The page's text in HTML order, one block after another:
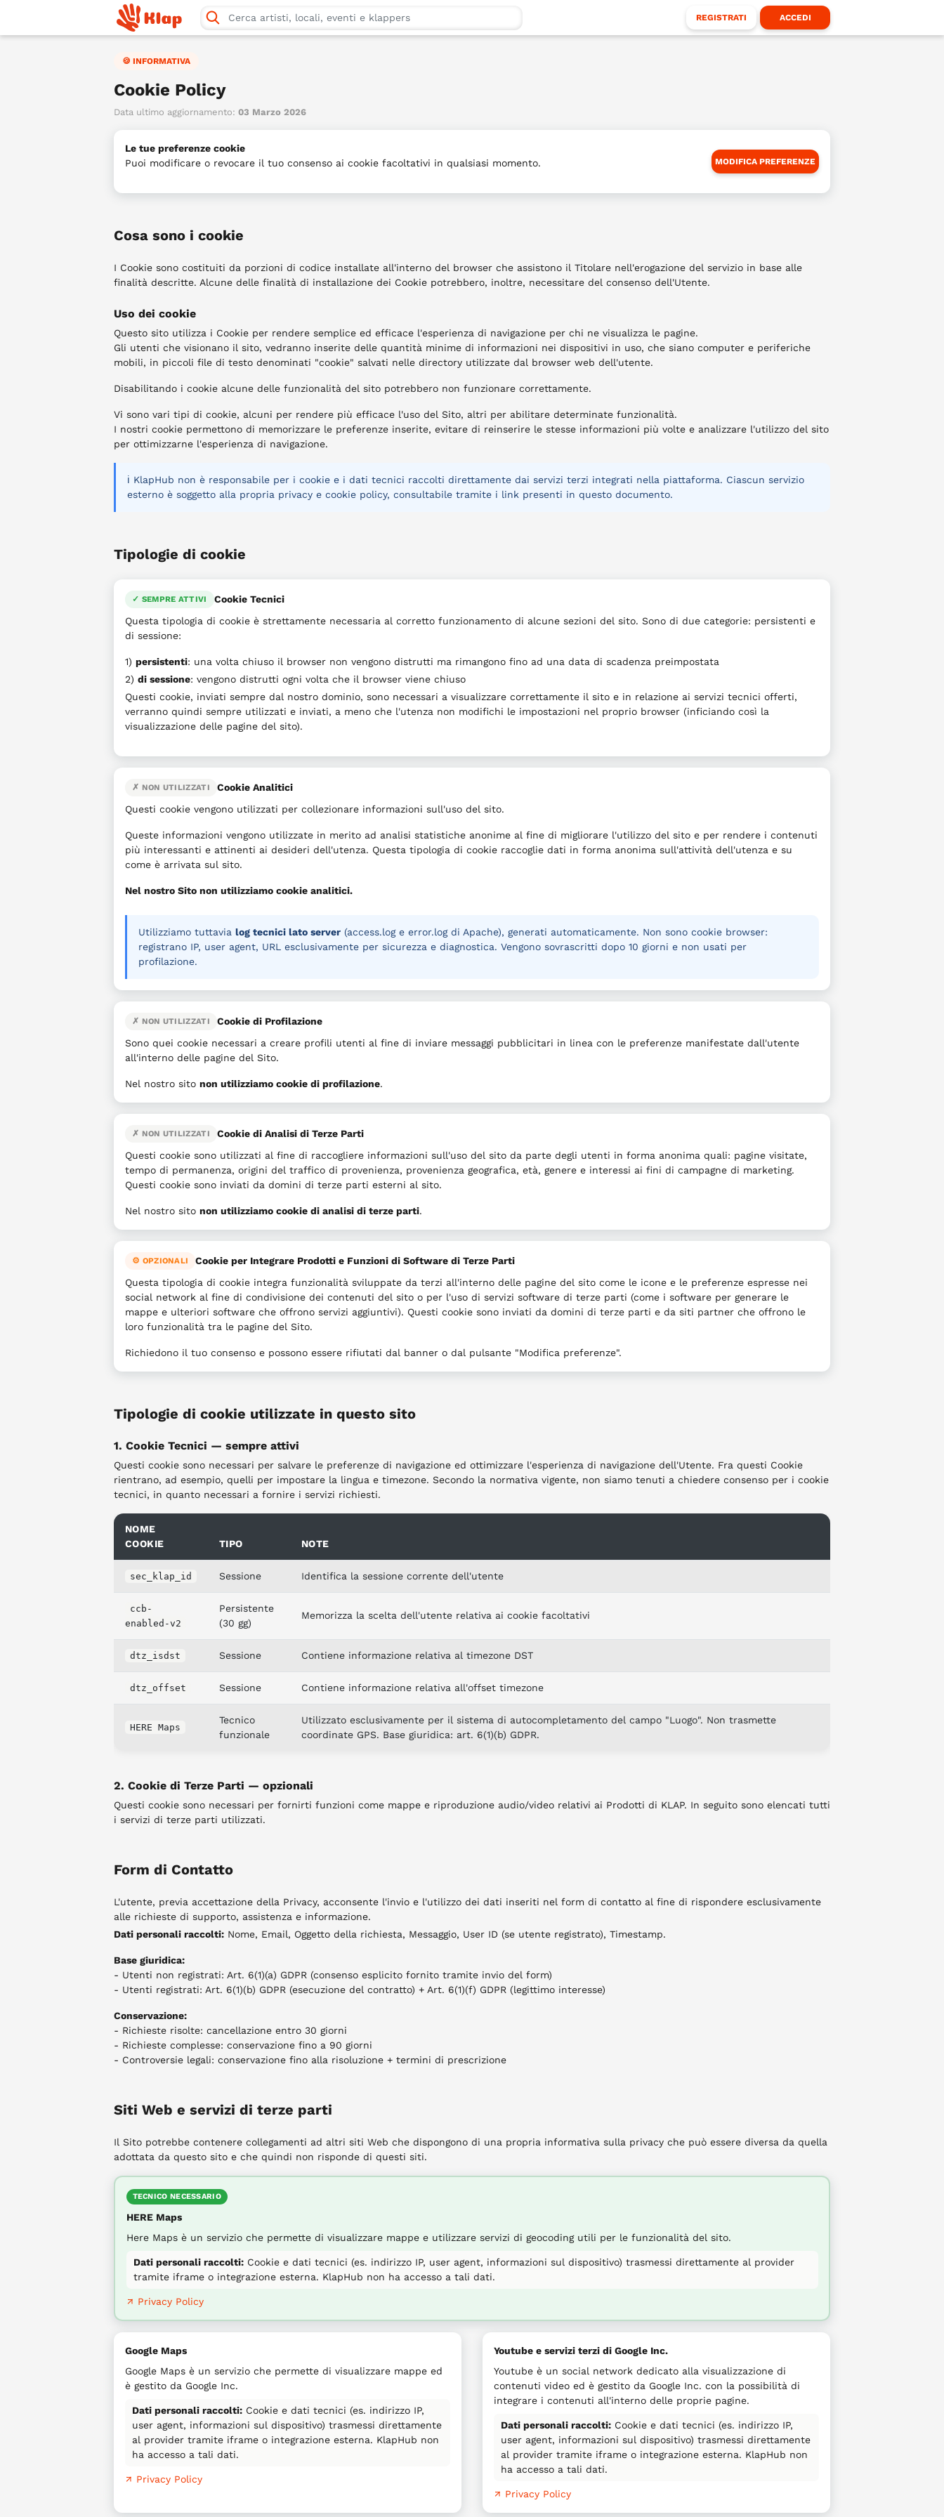
REGISTRATI ACCEDI
🍪 INFORMATIVA
Cookie Policy
Data ultimo aggiornamento: 03 Marzo 2026
Le tue preferenze cookie
Puoi modificare o revocare il tuo consenso ai cookie facoltativi in qualsiasi momento.
MODIFICA PREFERENZE
Cosa sono i cookie
I Cookie sono costituiti da porzioni di codice installate all'interno del browser che assistono il Titolare nell'erogazione del servizio in base alle
finalità descritte. Alcune delle finalità di installazione dei Cookie potrebbero, inoltre, necessitare del consenso dell'Utente.
Uso dei cookie
Questo sito utilizza i Cookie per rendere semplice ed efficace l'esperienza di navigazione per chi ne visualizza le pagine.
Gli utenti che visionano il sito, vedranno inserite delle quantità minime di informazioni nei dispositivi in uso, che siano computer e periferiche
mobili, in piccoli file di testo denominati "cookie" salvati nelle directory utilizzate dal browser web dell'utente.
Disabilitando i cookie alcune delle funzionalità del sito potrebbero non funzionare correttamente.
Vi sono vari tipi di cookie, alcuni per rendere più efficace l'uso del Sito, altri per abilitare determinate funzionalità.
I nostri cookie permettono di memorizzare le preferenze inserite, evitare di reinserire le stesse informazioni più volte e analizzare l'utilizzo del sito
per ottimizzarne l'esperienza di navigazione.
ℹ️ KlapHub non è responsabile per i cookie e i dati tecnici raccolti direttamente dai servizi terzi integrati nella piattaforma. Ciascun servizio
esterno è soggetto alla propria privacy e cookie policy, consultabile tramite i link presenti in questo documento.
Tipologie di cookie
✓ SEMPRE ATTIVI
Cookie Tecnici
Questa tipologia di cookie è strettamente necessaria al corretto funzionamento di alcune sezioni del sito. Sono di due categorie: persistenti e
di sessione:
1) persistenti: una volta chiuso il browser non vengono distrutti ma rimangono fino ad una data di scadenza preimpostata
2) di sessione: vengono distrutti ogni volta che il browser viene chiuso
Questi cookie, inviati sempre dal nostro dominio, sono necessari a visualizzare correttamente il sito e in relazione ai servizi tecnici offerti,
verranno quindi sempre utilizzati e inviati, a meno che l'utenza non modifichi le impostazioni nel proprio browser (inficiando così la
visualizzazione delle pagine del sito).
✗ NON UTILIZZATI
Cookie Analitici
Questi cookie vengono utilizzati per collezionare informazioni sull'uso del sito.
Queste informazioni vengono utilizzate in merito ad analisi statistiche anonime al fine di migliorare l'utilizzo del sito e per rendere i contenuti
più interessanti e attinenti ai desideri dell'utenza. Questa tipologia di cookie raccoglie dati in forma anonima sull'attività dell'utenza e su
come è arrivata sul sito.
Nel nostro Sito non utilizziamo cookie analitici.
Utilizziamo tuttavia log tecnici lato server (access.log e error.log di Apache), generati automaticamente. Non sono cookie browser:
registrano IP, user agent, URL esclusivamente per sicurezza e diagnostica. Vengono sovrascritti dopo 10 giorni e non usati per
profilazione.
✗ NON UTILIZZATI
Cookie di Profilazione
Sono quei cookie necessari a creare profili utenti al fine di inviare messaggi pubblicitari in linea con le preferenze manifestate dall'utente
all'interno delle pagine del Sito.
Nel nostro sito non utilizziamo cookie di profilazione.
✗ NON UTILIZZATI
Cookie di Analisi di Terze Parti
Questi cookie sono utilizzati al fine di raccogliere informazioni sull'uso del sito da parte degli utenti in forma anonima quali: pagine visitate,
tempo di permanenza, origini del traffico di provenienza, provenienza geografica, età, genere e interessi ai fini di campagne di marketing.
Questi cookie sono inviati da domini di terze parti esterni al sito.
Nel nostro sito non utilizziamo cookie di analisi di terze parti.
⚙ OPZIONALI
Cookie per Integrare Prodotti e Funzioni di Software di Terze Parti
Questa tipologia di cookie integra funzionalità sviluppate da terzi all'interno delle pagine del sito come le icone e le preferenze espresse nei
social network al fine di condivisione dei contenuti del sito o per l'uso di servizi software di terze parti (come i software per generare le
mappe e ulteriori software che offrono servizi aggiuntivi). Questi cookie sono inviati da domini di terze parti e da siti partner che offrono le
loro funzionalità tra le pagine del Sito.
Richiedono il tuo consenso e possono essere rifiutati dal banner o dal pulsante "Modifica preferenze".
Tipologie di cookie utilizzate in questo sito
1. Cookie Tecnici — sempre attivi
Questi cookie sono necessari per salvare le preferenze di navigazione ed ottimizzare l'esperienza di navigazione dell'Utente. Fra questi Cookie
rientrano, ad esempio, quelli per impostare la lingua e timezone. Secondo la normativa vigente, non siamo tenuti a chiedere consenso per i cookie
tecnici, in quanto necessari a fornire i servizi richiesti.
NOME
COOKIE
TIPO NOTE
sec_klap_id Sessione Identifica la sessione corrente dell'utente
ccb-
enabled-v2
Persistente
(30 gg)
Memorizza la scelta dell'utente relativa ai cookie facoltativi
dtz_isdst Sessione Contiene informazione relativa al timezone DST
dtz_offset Sessione Contiene informazione relativa all'offset timezone
HERE Maps
Tecnico
funzionale
Utilizzato esclusivamente per il sistema di autocompletamento del campo "Luogo". Non trasmette
coordinate GPS. Base giuridica: art. 6(1)(b) GDPR.
2. Cookie di Terze Parti — opzionali
Questi cookie sono necessari per fornirti funzioni come mappe e riproduzione audio/video relativi ai Prodotti di KLAP. In seguito sono elencati tutti
i servizi di terze parti utilizzati.
Form di Contatto
L'utente, previa accettazione della Privacy, acconsente l'invio e l'utilizzo dei dati inseriti nel form di contatto al fine di rispondere esclusivamente
alle richieste di supporto, assistenza e informazione.
Dati personali raccolti: Nome, Email, Oggetto della richiesta, Messaggio, User ID (se utente registrato), Timestamp.
Base giuridica:
- Utenti non registrati: Art. 6(1)(a) GDPR (consenso esplicito fornito tramite invio del form)
- Utenti registrati: Art. 6(1)(b) GDPR (esecuzione del contratto) + Art. 6(1)(f) GDPR (legittimo interesse)
Conservazione:
- Richieste risolte: cancellazione entro 30 giorni
- Richieste complesse: conservazione fino a 90 giorni
- Controversie legali: conservazione fino alla risoluzione + termini di prescrizione
Siti Web e servizi di terze parti
Il Sito potrebbe contenere collegamenti ad altri siti Web che dispongono di una propria informativa sulla privacy che può essere diversa da quella
adottata da questo sito e che quindi non risponde di questi siti.
TECNICO NECESSARIO
HERE Maps
Here Maps è un servizio che permette di visualizzare mappe e utilizzare servizi di geocoding utili per le funzionalità del sito.
Dati personali raccolti:Cookie e dati tecnici (es. indirizzo IP, user agent, informazioni sul dispositivo) trasmessi direttamente al provider
tramite iframe o integrazione esterna. KlapHub non ha accesso a tali dati.
↗ Privacy Policy
Google Maps
Google Maps è un servizio che permette di visualizzare mappe ed
è gestito da Google Inc.
Dati personali raccolti: Cookie e dati tecnici (es. indirizzo IP,
user agent, informazioni sul dispositivo) trasmessi direttamente
al provider tramite iframe o integrazione esterna. KlapHub non
ha accesso a tali dati.
↗ Privacy Policy
Youtube e servizi terzi di Google Inc.
Youtube è un social network dedicato alla visualizzazione di
contenuti video ed è gestito da Google Inc. con la possibilità di
integrare i contenuti all'interno delle proprie pagine.
Dati personali raccolti: Cookie e dati tecnici (es. indirizzo IP,
user agent, informazioni sul dispositivo) trasmessi direttamente
al provider tramite iframe o integrazione esterna. KlapHub non
ha accesso a tali dati.
↗ Privacy Policy
Eventi